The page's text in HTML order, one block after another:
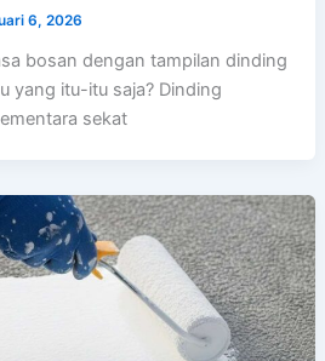
6, 2026
bosan dengan tampilan dinding
yang itu-itu saja? Dinding
sekat